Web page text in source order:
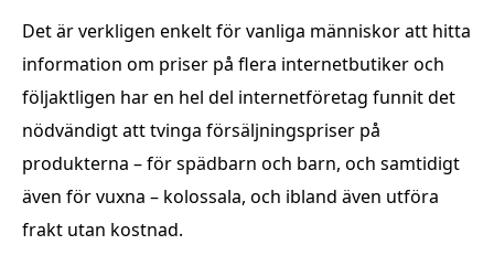
Det är verkligen enkelt för vanliga människor att hitta
information om priser på flera internetbutiker och
följaktligen har en hel del internetföretag funnit det
nödvändigt att tvinga försäljningspriser på
produkterna – för spädbarn och barn, och samtidigt
även för vuxna – kolossala, och ibland även utföra
frakt utan kostnad.